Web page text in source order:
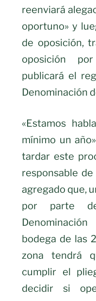
reenviará
oportuno» y
de oposición,
oposición
publicará el
Denominación
«Estamos
mínimo un
tardar este
responsable
agregado que,
por parte
bodega de las
zona tendrá
cumplir el
decidir si